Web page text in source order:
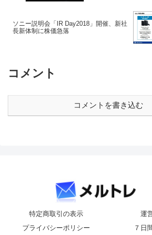
ソニー説明会「IR Day2018」開催、新社
長新体制に株価急落
コメント
コメントを書き込む
特定商取引の表示
運
プライバシーポリシー
７日